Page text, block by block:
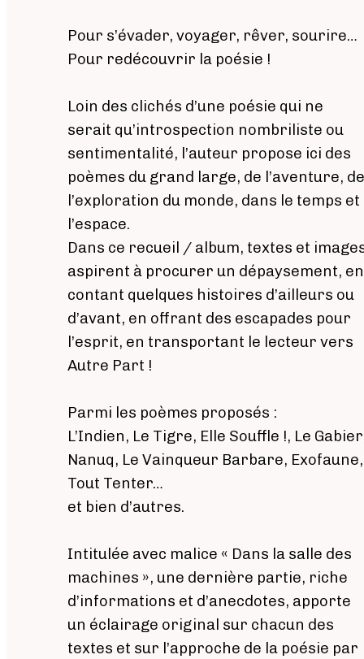
Pour s’évader, voyager, rêver, sourire…
Pour redécouvrir la poésie !
Loin des clichés d’une poésie qui ne
serait qu’introspection nombriliste ou
sentimentalité, l’auteur propose ici des
poèmes du grand large, de l’aventure, de
l’exploration du monde, dans le temps et
l’espace.
Dans ce recueil / album, textes et
aspirent à procurer un dépaysement, en
contant quelques histoires d’ailleurs ou
d’avant, en offrant des escapades pour
l’esprit, en transportant le lecteur vers
Autre Part !
Parmi les poèmes proposés :
L’Indien, Le Tigre, Elle Souffle !, Le
Nanuq, Le Vainqueur Barbare, Exofaune,
Tout Tenter…
et bien d’autres.
Intitulée avec malice « Dans la salle des
machines », une dernière partie, riche
d’informations et d’anecdotes, apporte
un éclairage original sur chacun des
textes et sur l’approche de la poésie par